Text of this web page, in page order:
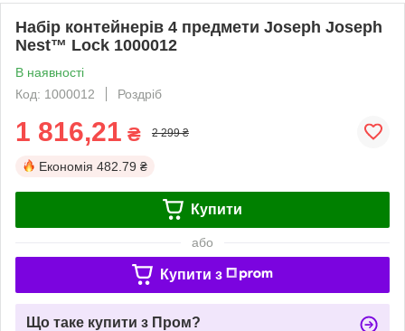
Набір контейнерів 4 предмети Joseph Joseph
Nest™ Lock 1000012
В наявності
Код: 1000012
Роздріб
1 816,21 ₴ 2 299 ₴
Економія 482.79 ₴
Купити
або
Купити з
Що таке купити з Пром?